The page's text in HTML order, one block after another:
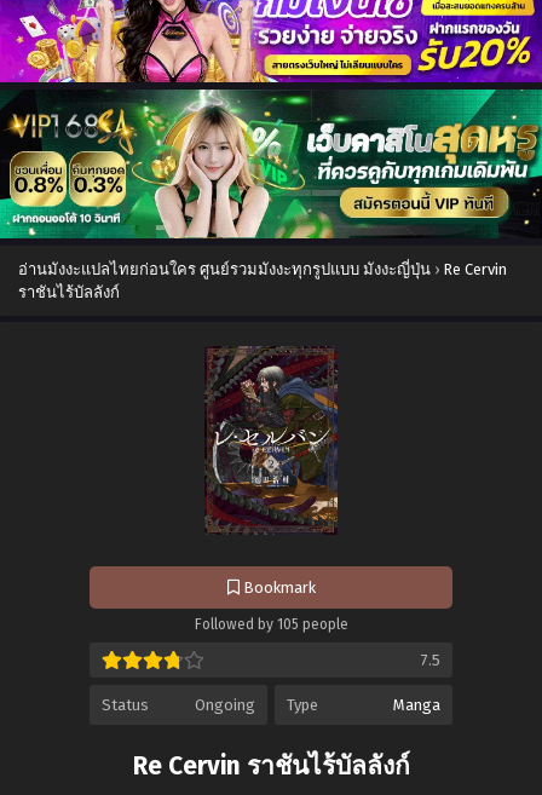
อ่านมังงะแปลไทยก่อนใคร ศูนย์รวมมังงะทุกรูปแบบ มังงะญี่ปุ่น › Re Cervin
ราชันไร้บัลลังก์
Bookmark
Followed by 105 people
7.5
Status Ongoing Type Manga
Re Cervin ราชันไร้บัลลังก์